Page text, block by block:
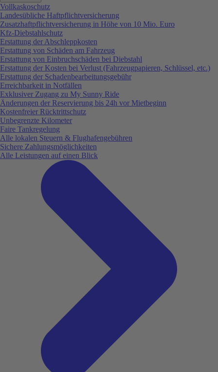
Vollkaskoschutz
Landesübliche Haftpflichtversicherung
Zusatzhaftpflichtversicherung in Höhe von 10 Mio. Euro
Kfz-Diebstahlschutz
Erstattung der Abschleppkosten
Erstattung von Schäden am Fahrzeug
Erstattung von Einbruchschäden bei Diebstahl
Erstattung der Kosten bei Verlust (Fahrzeugpapieren, Schlüssel, etc.)
Erstattung der Schadenbearbeitungsgebühr
Erreichbarkeit in Notfällen
Exklusiver Zugang zu My Sunny Ride
Änderungen der Reservierung bis 24h vor Mietbeginn
Kostenfreier Rücktrittschutz
Unbegrenzte Kilometer
Faire Tankregelung
Alle lokalen Steuern & Flughafengebühren
Sichere Zahlungsmöglichkeiten
Alle Leistungen auf einen Blick